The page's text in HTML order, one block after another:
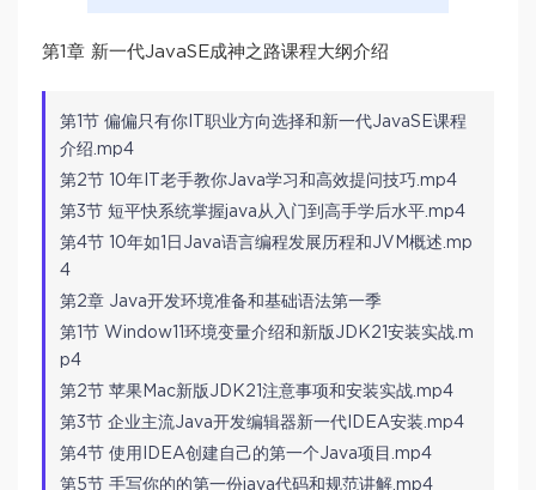
第1章 新⼀代JavaSE成神之路课程⼤纲介绍
第1节 偏偏只有你IT职业方向选择和新一代JavaSE课程
介绍.mp4
第2节 10年IT老手教你Java学习和高效提问技巧.mp4
第3节 短平快系统掌握java从入门到高手学后水平.mp4
第4节 10年如1日Java语言编程发展历程和JVM概述.mp
4
第2章 Java开发环境准备和基础语法第⼀季
第1节 Window11环境变量介绍和新版JDK21安装实战.m
p4
第2节 苹果Mac新版JDK21注意事项和安装实战.mp4
第3节 企业主流Java开发编辑器新一代IDEA安装.mp4
第4节 使用IDEA创建自己的第一个Java项目.mp4
第5节 手写你的的第一份java代码和规范讲解.mp4